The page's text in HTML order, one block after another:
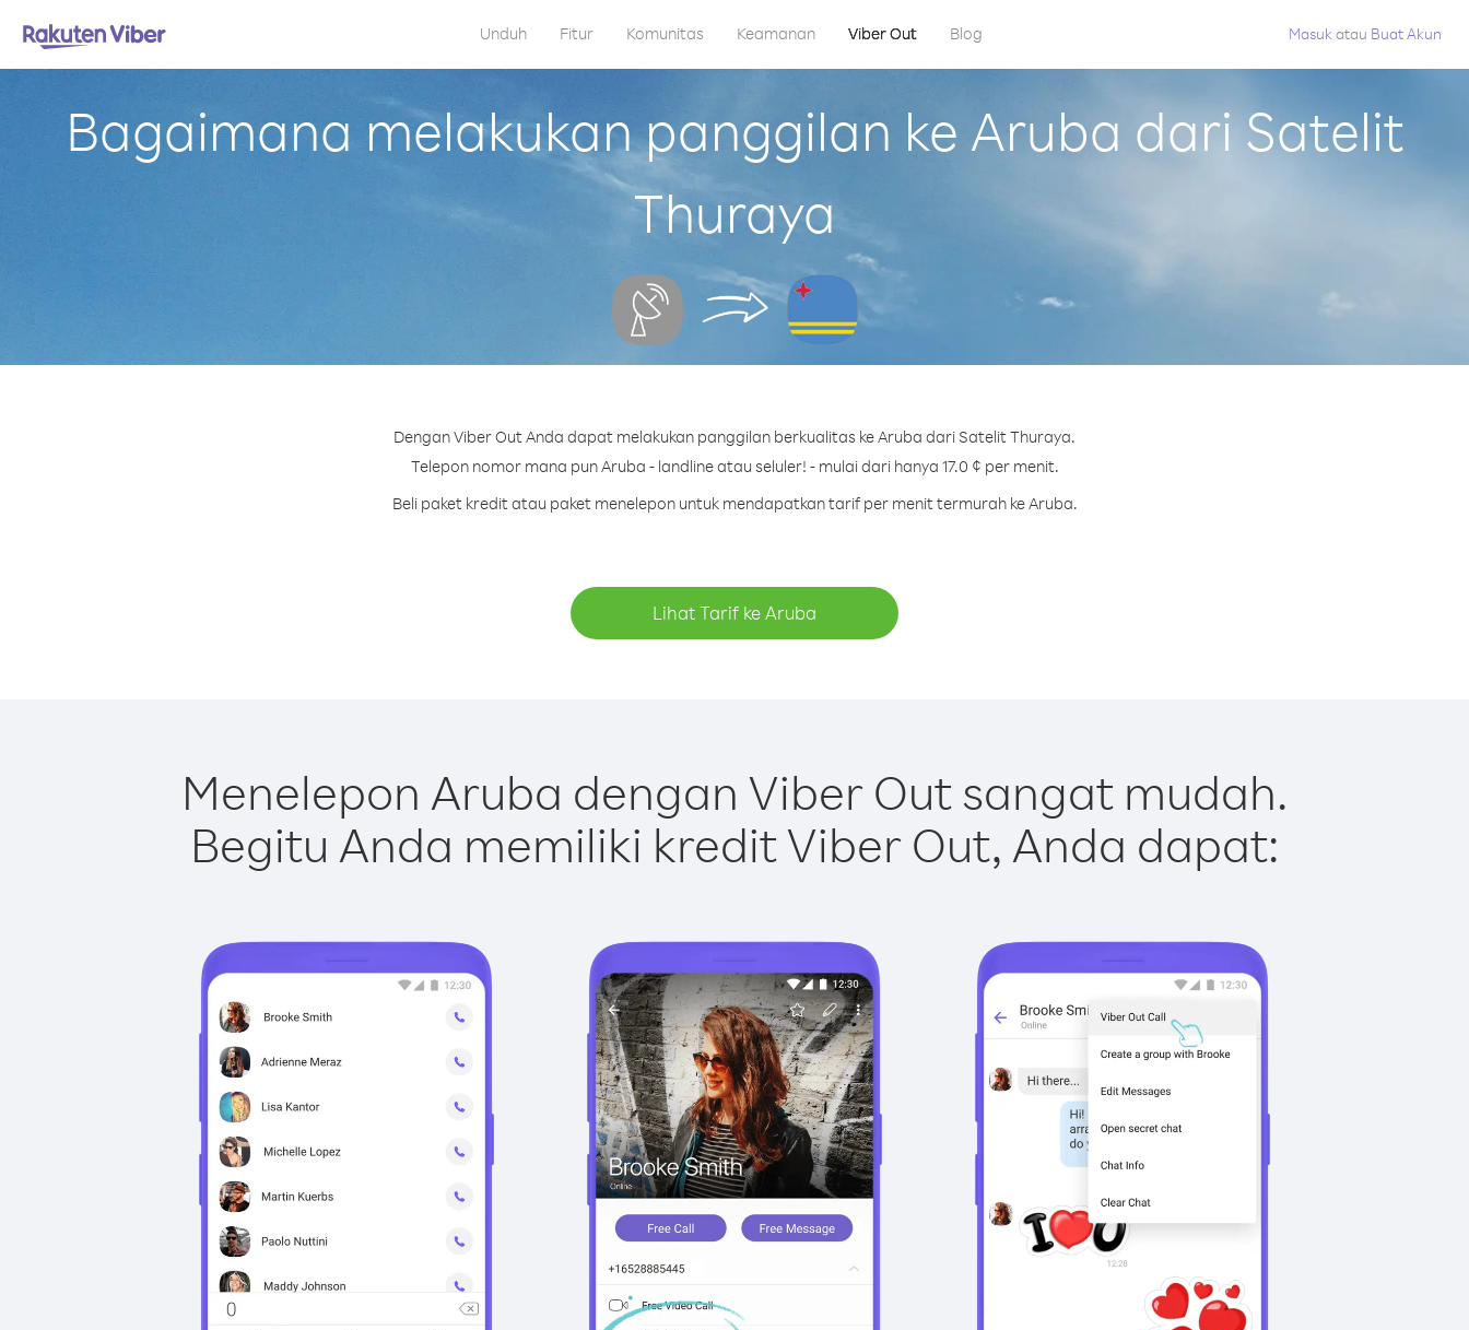
Unduh Fitur Komunitas Keamanan Viber Out Blog Masuk atau Buat Akun
Bagaimana melakukan panggilan ke Aruba dari Satelit
Thuraya
Dengan Viber Out Anda dapat melakukan panggilan berkualitas ke Aruba dari Satelit Thuraya.
Telepon nomor mana pun Aruba - landline atau seluler! - mulai dari hanya 17.0 ¢ per menit.
Beli paket kredit atau paket menelepon untuk mendapatkan tarif per menit termurah ke Aruba.
Lihat Tarif ke Aruba
Menelepon Aruba dengan Viber Out sangat mudah.
Begitu Anda memiliki kredit Viber Out, Anda dapat: